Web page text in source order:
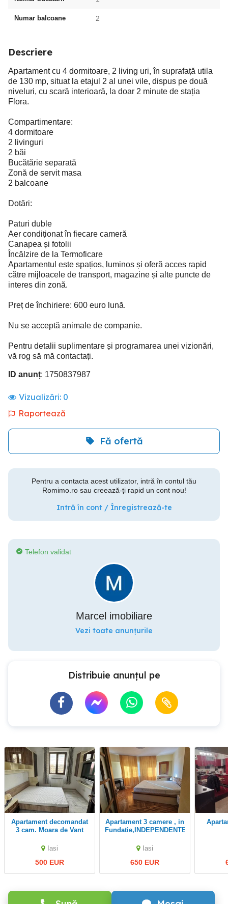
Numar balcoane 2
Descriere
Apartament cu 4 dormitoare, 2 living uri, în suprafață utila
de 130 mp, situat la etajul 2 al unei vile, dispus pe două
niveluri, cu scară interioară, la doar 2 minute de stația
Flora.
Compartimentare:
4 dormitoare
2 livinguri
2 băi
Bucătărie separată
Zonă de servit masa
2 balcoane
Dotări:
Paturi duble
Aer condiționat în fiecare cameră
Canapea și fotolii
Încălzire de la Termoficare
Apartamentul este spațios, luminos și oferă acces rapid
către mijloacele de transport, magazine și alte puncte de
interes din zonă.
Preț de închiriere: 600 euro lună.
Nu se acceptă animale de companie.
Pentru detalii suplimentare și programarea unei vizionări,
vă rog să mă contactați.
ID anunț: 1750837987
Vizualizări: 0
Raportează
Fă ofertă
Pentru a contacta acest utilizator, intră în contul tău
Romimo.ro sau creează-ți rapid un cont nou!
Intră în cont / Înregistrează-te
Telefon validat
Marcel imobiliare
Vezi toate anunțurile
Distribuie anunțul pe
Apartament decomandat
3 cam. Moara de Vant
Iasi
500 EUR
Apartament 3 camere , in
Fundatie,INDEPENDENTEI
Iasi
650 EUR
Apartament 3 camere